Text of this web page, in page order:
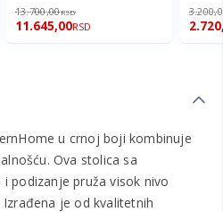
13.700,00RSD
11.645,00RSD
u crnoj boji kombinuje
Ova stolica sa
podizanje pruža visok nivo
je od kvalitetnih